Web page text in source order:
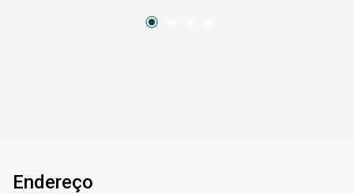
Endereço